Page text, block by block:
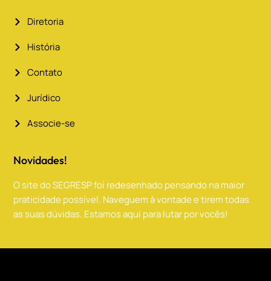
Diretoria
História
Contato
Jurídico
Associe-se
Novidades!
O site do SEGRESP foi redesenhado pensando na maior
praticidade possível. Naveguem à vontade e tirem todas
as suas dúvidas. Estamos aqui para lutar por vocês!